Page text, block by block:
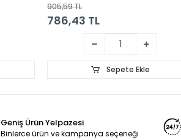
905,59 TL
786,43 TL
Sepete Ekle
Geniş Ürün Yelpazesi
Binlerce ürün ve kampanya seçeneği